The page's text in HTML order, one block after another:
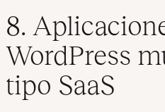
8.
WordPress
tipo SaaS